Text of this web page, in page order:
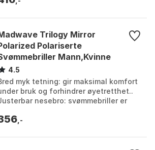
Trilogy Mirror
Polariserte
Mann,Kvinne
4.5
myk tetning: gir maksimal komfort
bruk og forhindrer øyetretthet..
nesebro: svømmebriller er
beskytt...
,-